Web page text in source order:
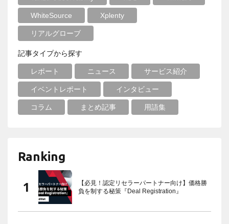
WhiteSource Xplenty
リアルグローブ
記事タイプから探す
レポート ニュース サービス紹介
イベントレポート インタビュー
コラム まとめ記事 用語集
Ranking
【必見！認定リセラーパートナー向け】価格勝
負を制する秘策『Deal Registration』